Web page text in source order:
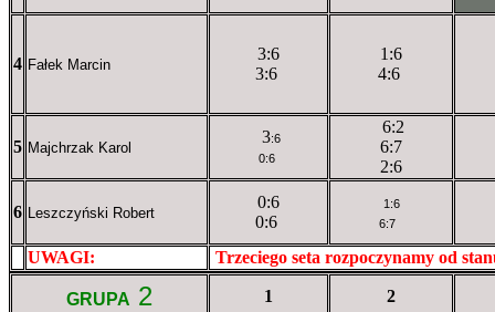
4 Fałek Marcin
3:6
3:6
1:6
4:6
5 Majchrzak Karol
3:6
0:6
6:2
6:7
2:6
6 Leszczyński Robert
0:6
0:6
1:6
6:7
UWAGI: Trzeciego seta rozpoczynamy od
GRUPA 2 1 2